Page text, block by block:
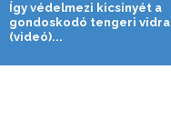
Így védelmezi kicsinyét a
gondoskodó tengeri vidra
(videó)...